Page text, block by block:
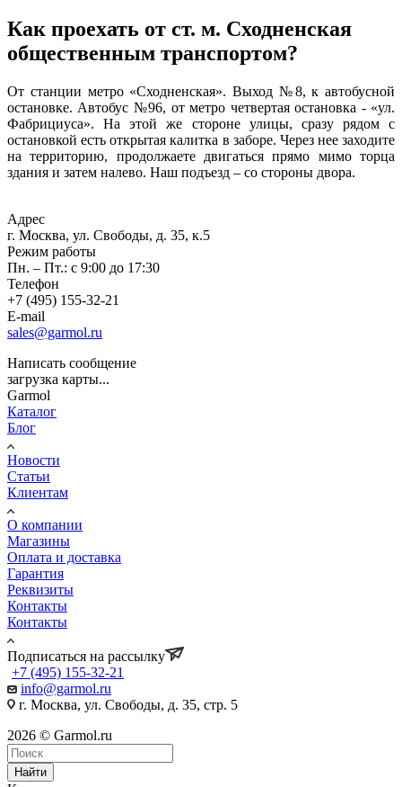
Как проехать от ст. м. Сходненская
общественным транспортом?
От станции метро «Сходненская». Выход №8, к автобусной
остановке. Автобус №96, от метро четвертая остановка - «ул.
Фабрициуса». На этой же стороне улицы, сразу рядом с
остановкой есть открытая калитка в заборе. Через нее заходите
на территорию, продолжаете двигаться прямо мимо торца
здания и затем налево. Наш подъезд – со стороны двора.
Адрес
г. Москва, ул. Свободы, д. 35, к.5
Режим работы
Пн. – Пт.: с 9:00 до 17:30
Телефон
+7 (495) 155-32-21
E-mail
sales@garmol.ru
Написать сообщение
загрузка карты...
Garmol
Каталог
Блог
Новости
Статьи
Клиентам
О компании
Магазины
Оплата и доставка
Гарантия
Реквизиты
Контакты
Контакты
Подписаться на рассылку
+7 (495) 155-32-21
info@garmol.ru
г. Москва, ул. Свободы, д. 35, стр. 5
2026 © Garmol.ru
Найти